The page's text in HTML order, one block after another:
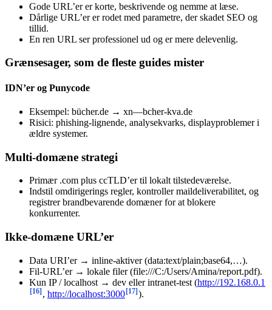
Gode URL’er er korte, beskrivende og nemme at læse.
Dårlige URL’er er rodet med parametre, der skadet SEO og
tillid.
En ren URL ser professionel ud og er mere delevenlig.
Grænsesager, som de fleste guides mister
IDN’er og Punycode
Eksempel: bücher.de → xn—bcher-kva.de
Risici: phishing-lignende, analysekvarks, displayproblemer i
ældre systemer.
Multi-domæne strategi
Primær .com plus ccTLD’er til lokalt tilstedeværelse.
Indstil omdirigerings regler, kontroller maildeliverabilitet, og
registrer brandbevarende domæner for at blokere
konkurrenter.
Ikke-domæne URL’er
Data URI’er → inline-aktiver (data:text/plain;base64,…).
Fil-URL’er → lokale filer (file:///C:/Users/Amina/report.pdf).
Kun IP / localhost → dev eller intranet-test (http://192.168.0.1
[16] , http://localhost:3000 [17] ).